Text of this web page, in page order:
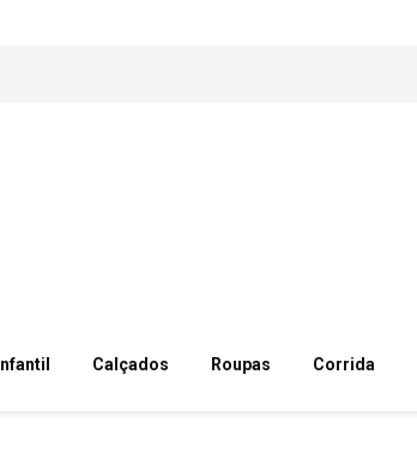
Infantil Calçados Roupas Corrida